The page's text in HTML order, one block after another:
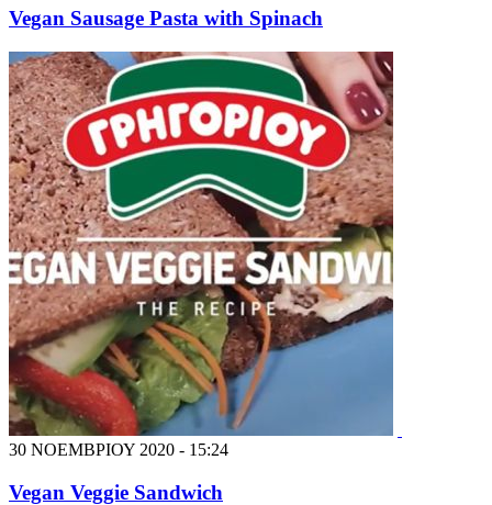
Vegan Sausage Pasta with Spinach
30 ΝΟΕΜΒΡΙΟΥ 2020 - 15:24
Vegan Veggie Sandwich